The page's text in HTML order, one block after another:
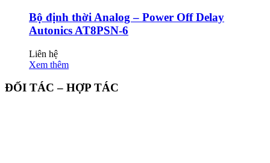
Bộ định thời Analog – Power Off Delay
Autonics AT8PSN-6
Liên hệ
Xem thêm
ĐỐI TÁC – HỢP TÁC